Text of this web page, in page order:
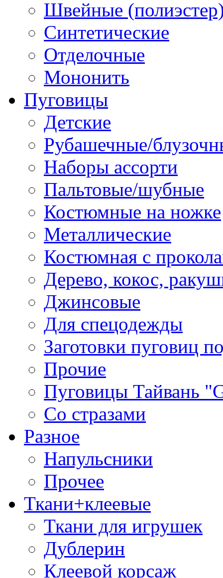
Швейные
Синтетические
Отделочные
Мононить
Пуговицы
Детские
Рубашечные/
Наборы ассорти
Пальтовые/шубные
Костюмные на ножке
Металлические
Костюмная с
Дерево, кокос,
Джинсовые
Для спецодежды
Заготовки пуговиц
Прочие
Пуговицы Тайвань
Со стразами
Разное
Напульсники
Прочее
Ткани+клеевые
Ткани для игрушек
Дублерин
Клеевой корсаж